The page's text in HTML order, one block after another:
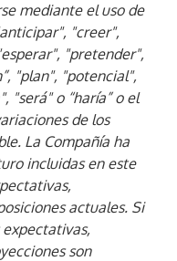
mediante el uso de
"creer",
"pretender",
"plan", "potencial",
"será" o “haría” o el
de los
La Compañía ha
incluidas en este
actuales. Si
son